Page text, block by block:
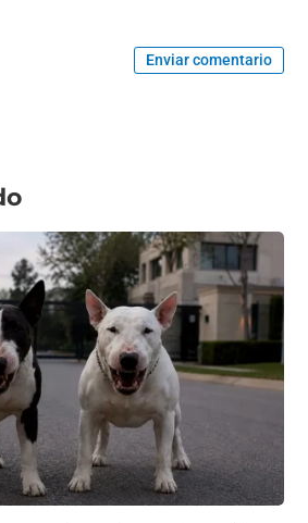
Enviar comentario